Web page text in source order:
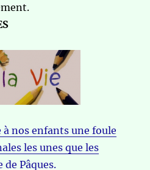
à nos enfants une foule
les unes que les
Pâques.